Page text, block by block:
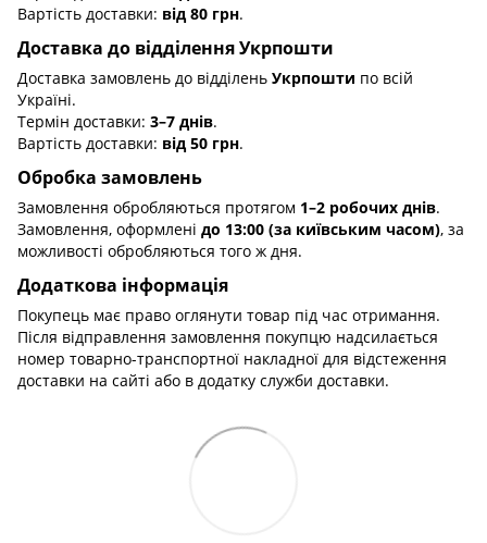
Вартість доставки: від 80 грн.
Доставка до відділення Укрпошти
Доставка замовлень до відділень Укрпошти по всій
Україні.
Термін доставки: 3–7 днів.
Вартість доставки: від 50 грн.
Обробка замовлень
Замовлення обробляються протягом 1–2 робочих днів.
Замовлення, оформлені до 13:00 (за київським часом), за
можливості обробляються того ж дня.
Додаткова інформація
Покупець має право оглянути товар під час отримання.
Після відправлення замовлення покупцю надсилається
номер товарно-транспортної накладної для відстеження
доставки на сайті або в додатку служби доставки.